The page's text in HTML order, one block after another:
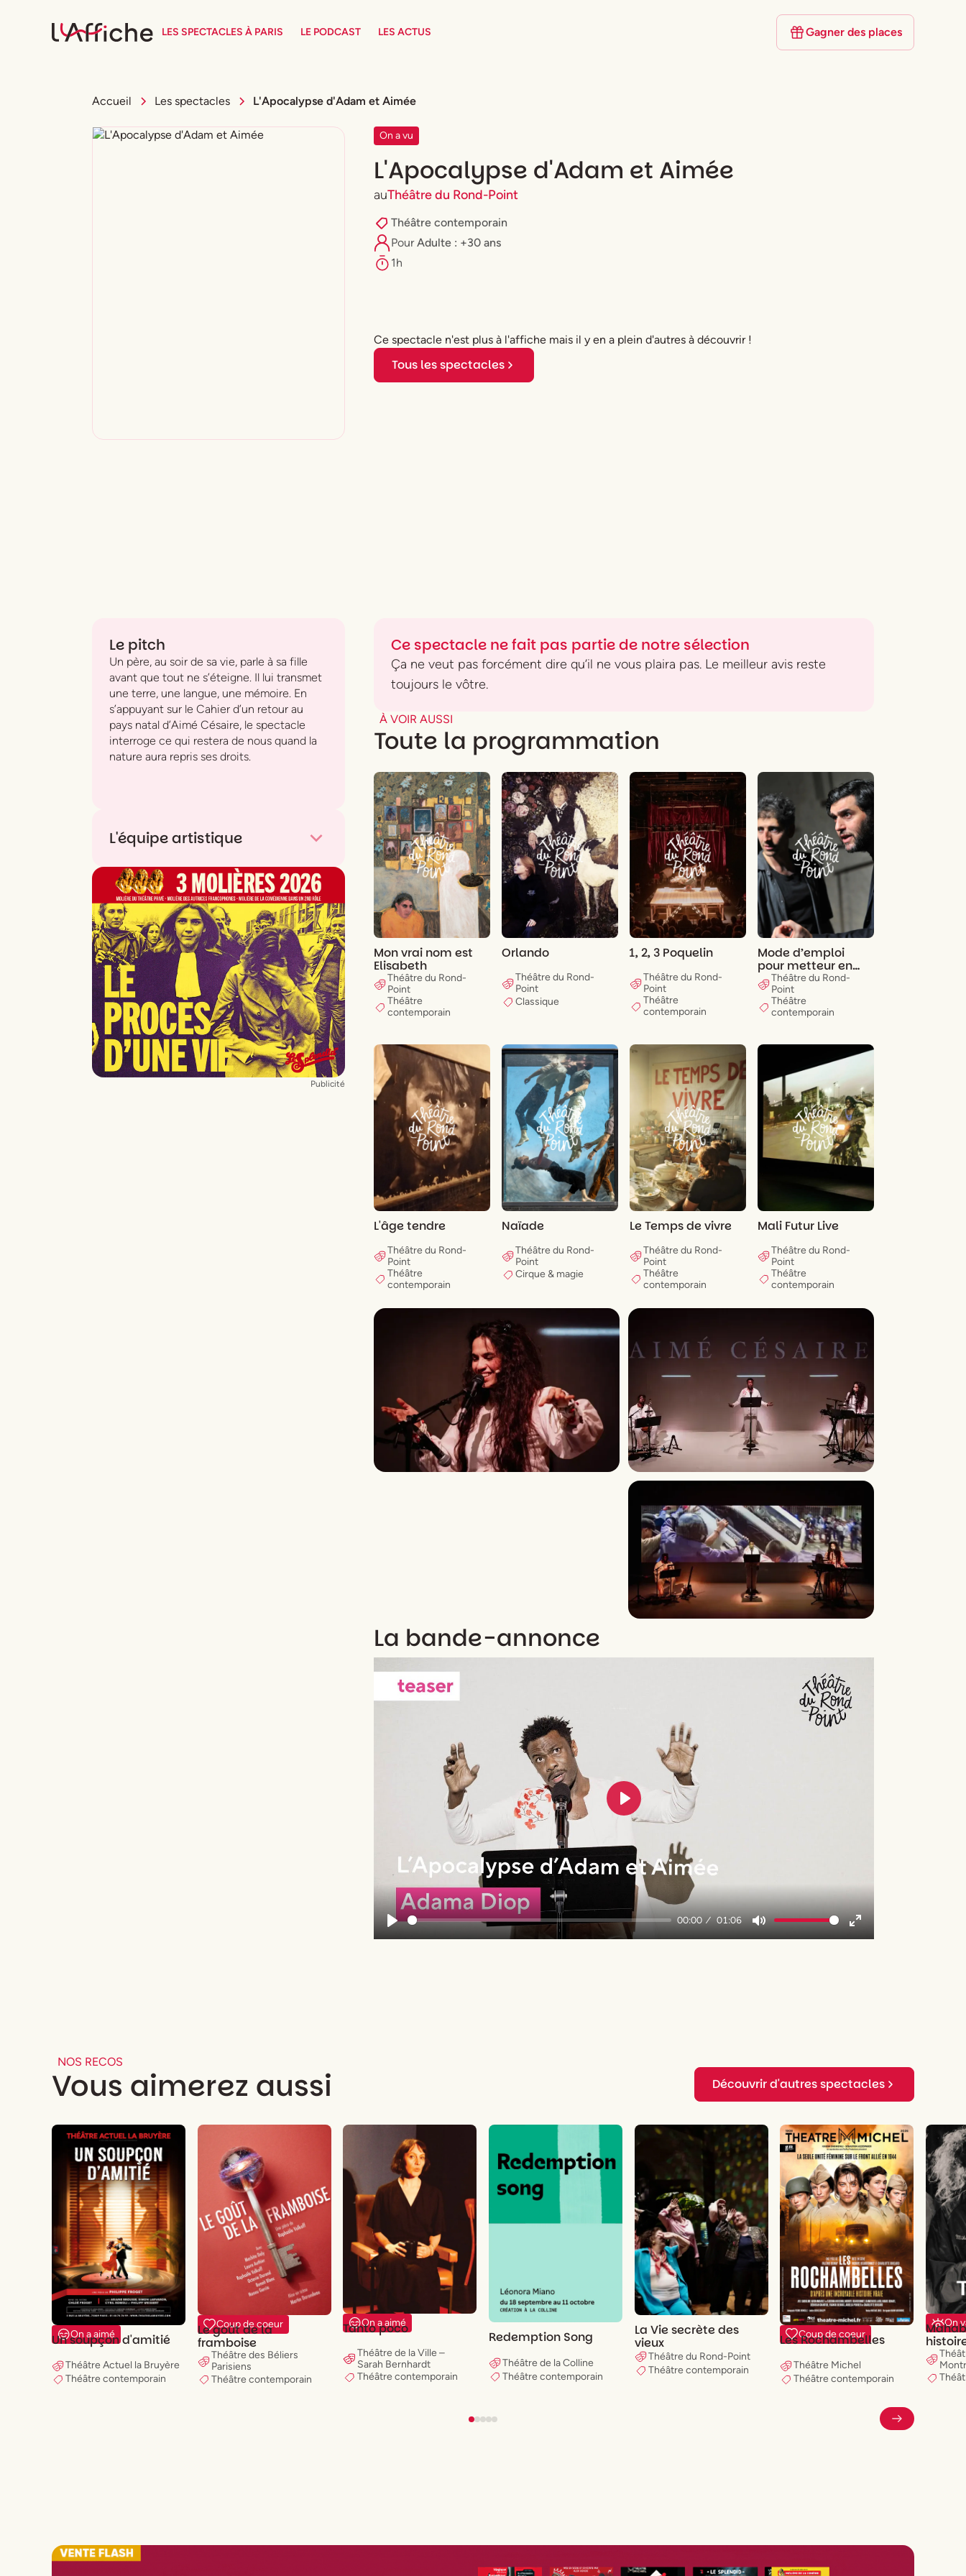
LES SPECTACLES À PARIS LE PODCAST LES ACTUS Gagner des places
Accueil Les spectacles L'Apocalypse d'Adam et Aimée
On a vu
L'Apocalypse d'Adam et Aimée
auThéâtre du Rond-Point
Théâtre contemporain
PourAdulte : +30 ans
1h
Ce spectacle n'est plus à l'affiche mais il y en a plein d'autres à découvrir !
Tous les spectacles
Le pitch
Un père, au soir de sa vie, parle à sa fille
avant que tout ne s’éteigne. Il lui transmet
une terre, une langue, une mémoire. En
s’appuyant sur le Cahier d’un retour au
pays natal d’Aimé Césaire, le spectacle
interroge ce qui restera de nous quand la
nature aura repris ses droits.
L'équipe artistique
Conception, texte et jeuAdama Diop
Musique et chantJessica Martin-Maresco
MusiqueDramane Dembélé
CostumesMame Fagueye Ba
Lumières Louisa Mercier
SonMathilde Tirard
VidéoPierre Martin Oriol
Publicité
Ce spectacle ne fait pas partie de notre sélection
Ça ne veut pas forcément dire qu’il ne vous plaira pas. Le meilleur avis reste
toujours le vôtre.
À VOIR AUSSI
Toute la programmation
Mon vrai nom est
Elisabeth
Théâtre du Rond-
Point
Théâtre
contemporain
Orlando
Théâtre du Rond-
Point
Classique
1, 2, 3 Poquelin
Théâtre du Rond-
Point
Théâtre
contemporain
Mode d’emploi
pour metteur en
scène en temps de
guerre
Théâtre du Rond-
Point
Théâtre
contemporain
L'âge tendre
Théâtre du Rond-
Point
Théâtre
contemporain
Naïade
Théâtre du Rond-
Point
Cirque & magie
Le Temps de vivre
Théâtre du Rond-
Point
Théâtre
contemporain
Mali Futur Live
Théâtre du Rond-
Point
Théâtre
contemporain
La bande-annonce
Play
00:00 01:06
Mute
Enter
Play
NOS RECOS
Vous aimerez aussi Découvrir d'autres spectacles
On a aimé
Un soupçon d'amitié
Théâtre Actuel la Bruyère
Théâtre contemporain
Coup de coeur
Le goût de la
framboise
Théâtre des Béliers
Parisiens
Théâtre contemporain
On a aimé
Tanto poco
Théâtre de la Ville –
Sarah Bernhardt
Théâtre contemporain
Redemption Song
Théâtre de la Colline
Théâtre contemporain
La Vie secrète des
vieux
Théâtre du Rond-Point
Théâtre contemporain
Coup de coeur
Les Rochambelles
Théâtre Michel
Théâtre contemporain
On